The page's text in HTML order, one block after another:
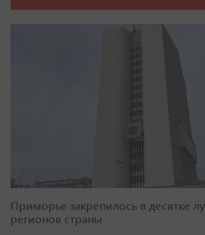
Приморье закрепилось в десятке
регионов страны